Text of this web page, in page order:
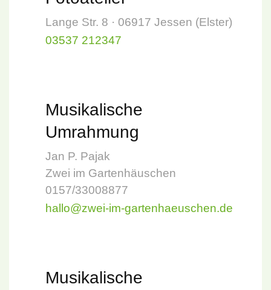
Lange Str. 8 · 06917 Jessen (Elster)
03537 212347
Musikalische
Umrahmung
Jan P. Pajak
Zwei im Gartenhäuschen
0157/33008877
hallo@zwei-im-gartenhaeuschen.de
Musikalische